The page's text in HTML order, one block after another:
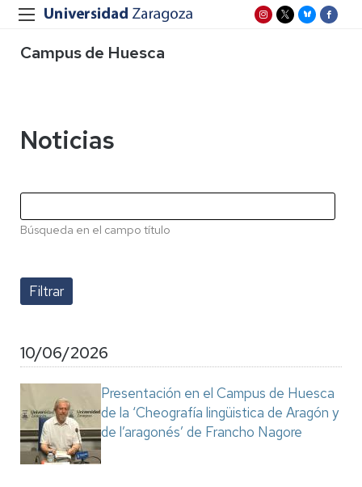
Campus de Huesca
Noticias
Búsqueda en el campo título
10/06/2026
Presentación en el Campus de Huesca
de la ‘Cheografía lingüistica de Aragón y
de l’aragonés’ de Francho Nagore